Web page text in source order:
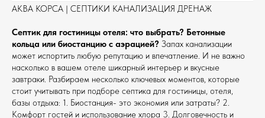
АКВА КОРСА | СЕПТИКИ КАНАЛИЗАЦИЯ ДРЕНАЖ
Септик для гостиницы отеля: что выбрать? Бетонные
кольца или биостанцию с аэрацией? Запах канализации
может испортить любую репутацию и впечатление. И не важно
насколько в вашем отеле шикарный интерьер и вкусные
завтраки. Разбираем несколько ключевых моментов, которые
стоит учитывать при подборе септика для гостиницы, отеля,
базы отдыха: 1. Биостанция- это экономия или затраты? 2.
Комфорт гостей и использование хлора 3. Долговечность и